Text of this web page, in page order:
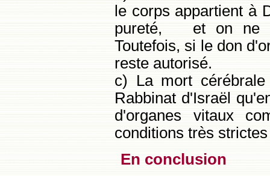
le corps appartient à
pureté, et on ne
Toutefois, si le don
reste autorisé.
c) La mort
Rabbinat d'Israël
d'organes vitaux
conditions très strictes
En conclusion